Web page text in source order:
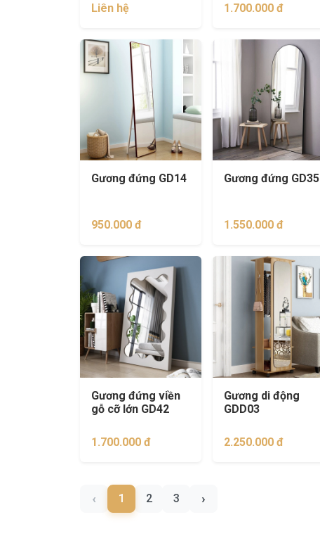
Liên hệ 1.700.000 đ
Gương đứng GD14
950.000 đ
Gương đứng GD35
1.550.000 đ
Gương đứng viền
gỗ cỡ lớn GD42
1.700.000 đ
Gương di động
GDD03
2.250.000 đ
‹ 1 2 3 ›